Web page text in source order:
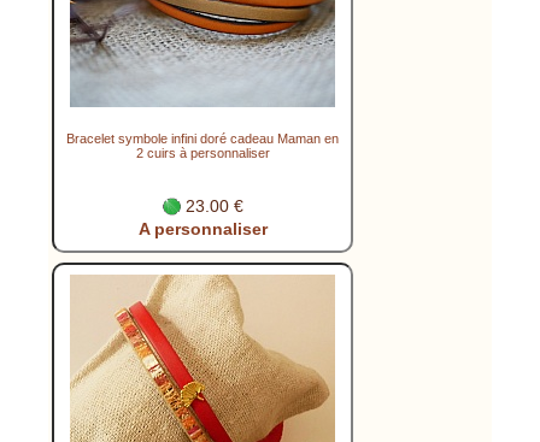
Bracelet symbole infini doré cadeau Maman en
2 cuirs à personnaliser
23.00 €
A personnaliser